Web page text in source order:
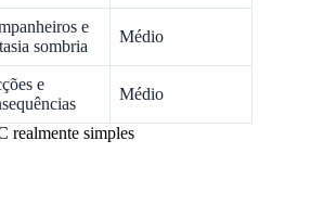
e
sombria
Médio
e
Médio
realmente simples